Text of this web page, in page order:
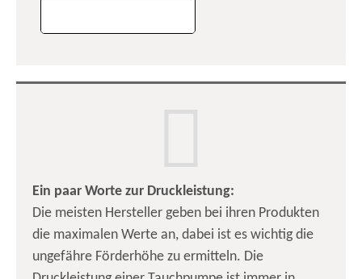
Ein paar Worte zur Druckleistung:
Die meisten Hersteller geben bei ihren Produkten
die maximalen Werte an, dabei ist es wichtig die
ungefähre Förderhöhe zu ermitteln. Die